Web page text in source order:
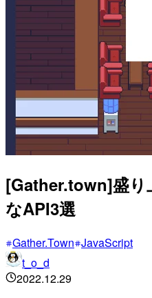
[Gather.town]盛り
なAPI3選
Gather.Town JavaScript
t_o_d
2022.12.29